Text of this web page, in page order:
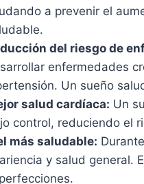
a prevenir el
del riesgo de
enfermedades
Un sueño
salud cardíaca: Un
control, reduciendo el
más saludable:
y salud general.